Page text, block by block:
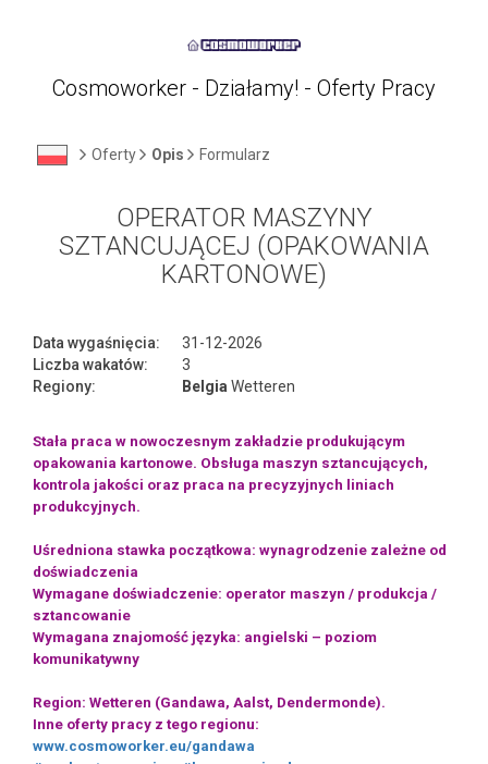
Cosmoworker - Działamy! - Oferty Pracy
Oferty Opis Formularz
OPERATOR MASZYNY
SZTANCUJĄCEJ (OPAKOWANIA
KARTONOWE)
Data wygaśnięcia:
31-12-2026
Liczba wakatów:
3
Regiony:
Belgia Wetteren
Stała praca w nowoczesnym zakładzie produkującym
opakowania kartonowe. Obsługa maszyn sztancujących,
kontrola jakości oraz praca na precyzyjnych liniach
produkcyjnych.
Uśredniona stawka początkowa: wynagrodzenie zależne od
doświadczenia
Wymagane doświadczenie: operator maszyn / produkcja /
sztancowanie
Wymagana znajomość języka: angielski – poziom
komunikatywny
Region: Wetteren (Gandawa, Aalst, Dendermonde).
Inne oferty pracy z tego regionu:
www.cosmoworker.eu/gandawa